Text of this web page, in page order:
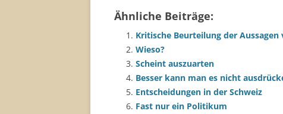
Ähnliche Beiträge:
Kritische Beurteilung der
Wieso?
Scheint auszuarten
Besser kann man es nicht
Entscheidungen in der Schweiz
Fast nur ein Politikum